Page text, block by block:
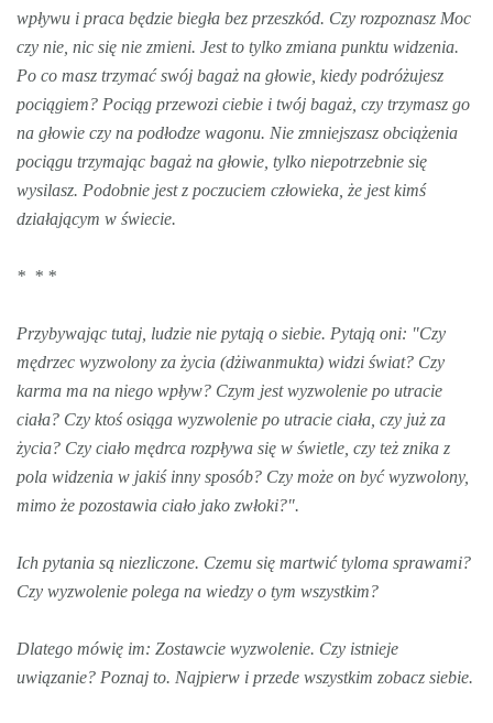
wpływu i praca będzie biegła bez przeszkód. Czy rozpoznasz Moc
czy nie, nic się nie zmieni. Jest to tylko zmiana punktu widzenia.
Po co masz trzymać swój bagaż na głowie, kiedy podróżujesz
pociągiem? Pociąg przewozi ciebie i twój bagaż, czy trzymasz go
na głowie czy na podłodze wagonu. Nie zmniejszasz obciążenia
pociągu trzymając bagaż na głowie, tylko niepotrzebnie się
wysilasz. Podobnie jest z poczuciem człowieka, że jest kimś
działającym w świecie.
* * *
Przybywając tutaj, ludzie nie pytają o siebie. Pytają oni: "Czy
mędrzec wyzwolony za życia (dżiwanmukta) widzi świat? Czy
karma ma na niego wpływ? Czym jest wyzwolenie po utracie
ciała? Czy ktoś osiąga wyzwolenie po utracie ciała, czy już za
życia? Czy ciało mędrca rozpływa się w świetle, czy też znika z
pola widzenia w jakiś inny sposób? Czy może on być wyzwolony,
mimo że pozostawia ciało jako zwłoki?".
Ich pytania są niezliczone. Czemu się martwić tyloma sprawami?
Czy wyzwolenie polega na wiedzy o tym wszystkim?
Dlatego mówię im: Zostawcie wyzwolenie. Czy istnieje
uwiązanie? Poznaj to. Najpierw i przede wszystkim zobacz siebie.